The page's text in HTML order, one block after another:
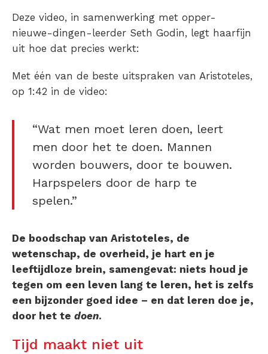
Deze video, in samenwerking met opper-
nieuwe-dingen-leerder Seth Godin, legt haarfijn
uit hoe dat precies werkt:
Met één van de beste uitspraken van Aristoteles,
op 1:42 in de video:
“Wat men moet leren doen, leert
men door het te doen. Mannen
worden bouwers, door te bouwen.
Harpspelers door de harp te
spelen.”
De boodschap van Aristoteles, de
wetenschap, de overheid, je hart en je
leeftijdloze brein, samengevat: niets houd je
tegen om een leven lang te leren, het is zelfs
een bijzonder goed idee – en dat leren doe je,
door het te doen.
Tijd maakt niet uit